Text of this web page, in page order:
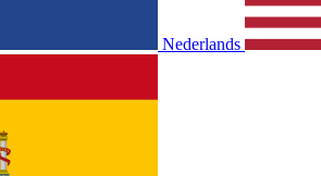
Nederlands